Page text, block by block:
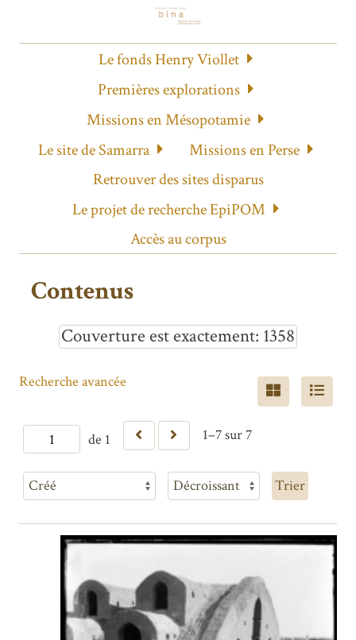
Le fonds Henry Viollet
Premières explorations
Missions en Mésopotamie
Le site de Samarra
Missions en Perse
Retrouver des sites disparus
Le projet de recherche EpiPOM
Accès au corpus
Contenus
Couverture est exactement 1358
de 1 1–7 sur 7
Recherche avancée
Trier